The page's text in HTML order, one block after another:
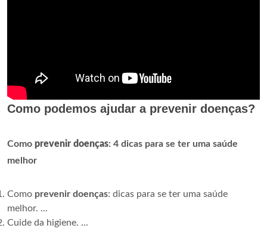
Como podemos ajudar a prevenir doenças?
Como prevenir doenças: 4 dicas para se ter uma saúde
melhor
Como prevenir doenças: dicas para se ter uma saúde
melhor. ...
Cuide da higiene. ...